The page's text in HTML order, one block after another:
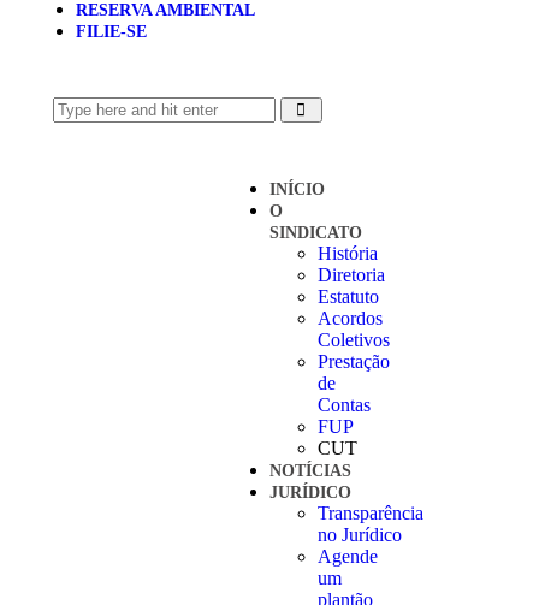
RESERVA AMBIENTAL
FILIE-SE
INÍCIO
O
SINDICATO
História
Diretoria
Estatuto
Acordos
Coletivos
Prestação
de
Contas
FUP
CUT
NOTÍCIAS
JURÍDICO
Transparência
no Jurídico
Agende
um
plantão